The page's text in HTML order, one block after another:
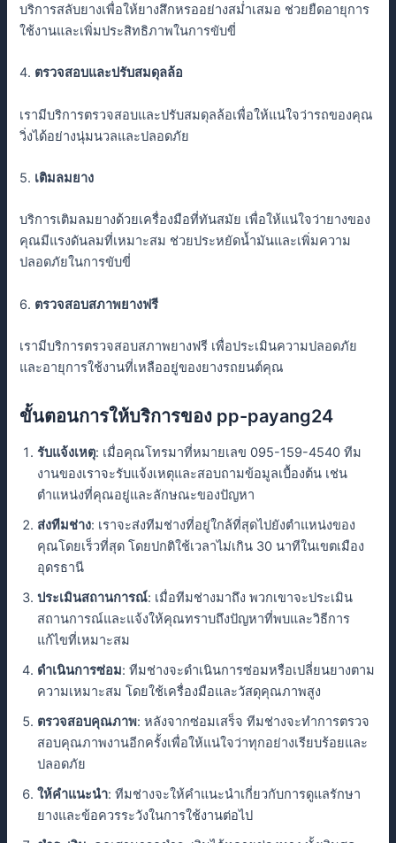
บริการสลับยางเพื่อให้ยางสึกหรออย่างสม่ำเสมอ ช่วยยืดอายุการ
ใช้งานและเพิ่มประสิทธิภาพในการขับขี่
4. ตรวจสอบและปรับสมดุลล้อ
เรามีบริการตรวจสอบและปรับสมดุลล้อเพื่อให้แน่ใจว่ารถของคุณ
วิ่งได้อย่างนุ่มนวลและปลอดภัย
5. เติมลมยาง
บริการเติมลมยางด้วยเครื่องมือที่ทันสมัย เพื่อให้แน่ใจว่ายางของ
คุณมีแรงดันลมที่เหมาะสม ช่วยประหยัดน้ำมันและเพิ่มความ
ปลอดภัยในการขับขี่
6. ตรวจสอบสภาพยางฟรี
เรามีบริการตรวจสอบสภาพยางฟรี เพื่อประเมินความปลอดภัย
และอายุการใช้งานที่เหลืออยู่ของยางรถยนต์คุณ
ขั้นตอนการให้บริการของ pp-payang24
รับแจ้งเหตุ: เมื่อคุณโทรมาที่หมายเลข 095-159-4540 ทีม
งานของเราจะรับแจ้งเหตุและสอบถามข้อมูลเบื้องต้น เช่น
ตำแหน่งที่คุณอยู่และลักษณะของปัญหา
ส่งทีมช่าง: เราจะส่งทีมช่างที่อยู่ใกล้ที่สุดไปยังตำแหน่งของ
คุณโดยเร็วที่สุด โดยปกติใช้เวลาไม่เกิน 30 นาทีในเขตเมือง
อุดรธานี
ประเมินสถานการณ์: เมื่อทีมช่างมาถึง พวกเขาจะประเมิน
สถานการณ์และแจ้งให้คุณทราบถึงปัญหาที่พบและวิธีการ
แก้ไขที่เหมาะสม
ดำเนินการซ่อม: ทีมช่างจะดำเนินการซ่อมหรือเปลี่ยนยางตาม
ความเหมาะสม โดยใช้เครื่องมือและวัสดุคุณภาพสูง
ตรวจสอบคุณภาพ: หลังจากซ่อมเสร็จ ทีมช่างจะทำการตรวจ
สอบคุณภาพงานอีกครั้งเพื่อให้แน่ใจว่าทุกอย่างเรียบร้อยและ
ปลอดภัย
ให้คำแนะนำ: ทีมช่างจะให้คำแนะนำเกี่ยวกับการดูแลรักษา
ยางและข้อควรระวังในการใช้งานต่อไป